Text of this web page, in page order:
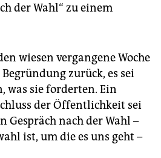
der Wahl“ zu einem
wiesen vergangene Woche
zurück, es sei
was sie forderten. Ein
der Öffentlichkeit sei
Gespräch nach der Wahl –
ist, um die es uns geht –